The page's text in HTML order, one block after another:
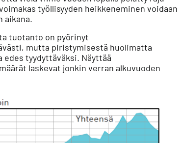
työllisyyden heikkeneminen voidaan
aikana.
tuotanto on pyörinyt
mutta piristymisestä huolimatta
tyydyttäväksi. Näyttää
laskevat jonkin verran alkuvuoden